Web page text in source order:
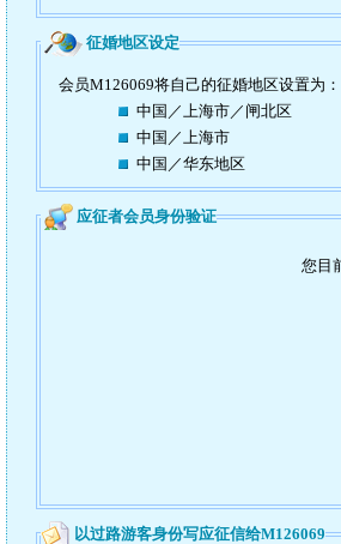
征婚地区设定
会员M126069将自己的征婚地区设置为：
中国／上海市／闸北区
中国／上海市
中国／华东地区
应征者会员身份验证
您目
以过路游客身份写应征信给M126069